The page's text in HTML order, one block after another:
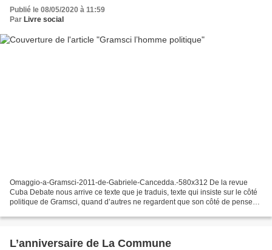
Publié le 08/05/2020 à 11:59
Par Livre social
Omaggio-a-Gramsci-2011-de-Gabriele-Cancedda.-580x312 De la revue
Cuba Debate nous arrive ce texte que je traduis, texte qui insiste sur le côté
politique de Gramsci, quand d’autres ne regardent que son côté de penseur.
L’anniversaire de La Commune